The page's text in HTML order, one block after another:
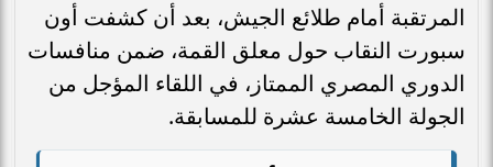
المرتقبة أمام طلائع الجيش، بعد أن كشفت أون
سبورت النقاب حول معلق القمة، ضمن منافسات
الدوري المصري الممتاز، في اللقاء المؤجل من
الجولة الخامسة عشرة للمسابقة.